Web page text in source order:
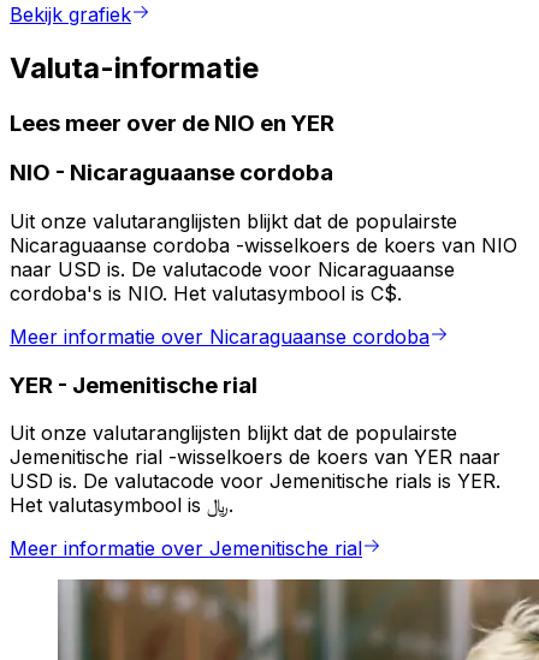
Bekijk grafiek
Valuta-informatie
Lees meer over de NIO en YER
NIO - Nicaraguaanse cordoba
Uit onze valutaranglijsten blijkt dat de populairste
Nicaraguaanse cordoba -wisselkoers de koers van NIO
naar USD is. De valutacode voor Nicaraguaanse
cordoba's is NIO. Het valutasymbool is C$.
Meer informatie over Nicaraguaanse cordoba
YER - Jemenitische rial
Uit onze valutaranglijsten blijkt dat de populairste
Jemenitische rial -wisselkoers de koers van YER naar
USD is. De valutacode voor Jemenitische rials is YER.
Het valutasymbool is ﷼.
Meer informatie over Jemenitische rial